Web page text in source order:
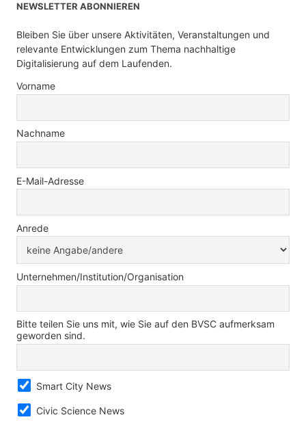
NEWSLETTER ABONNIEREN
Bleiben Sie über unsere Aktivitäten, Veranstaltungen und
relevante Entwicklungen zum Thema nachhaltige
Digitalisierung auf dem Laufenden.
Vorname
Nachname
E-Mail-Adresse
Anrede
Unternehmen/Institution/Organisation
Bitte teilen Sie uns mit, wie Sie auf den BVSC aufmerksam
geworden sind.
Smart City News
Civic Science News